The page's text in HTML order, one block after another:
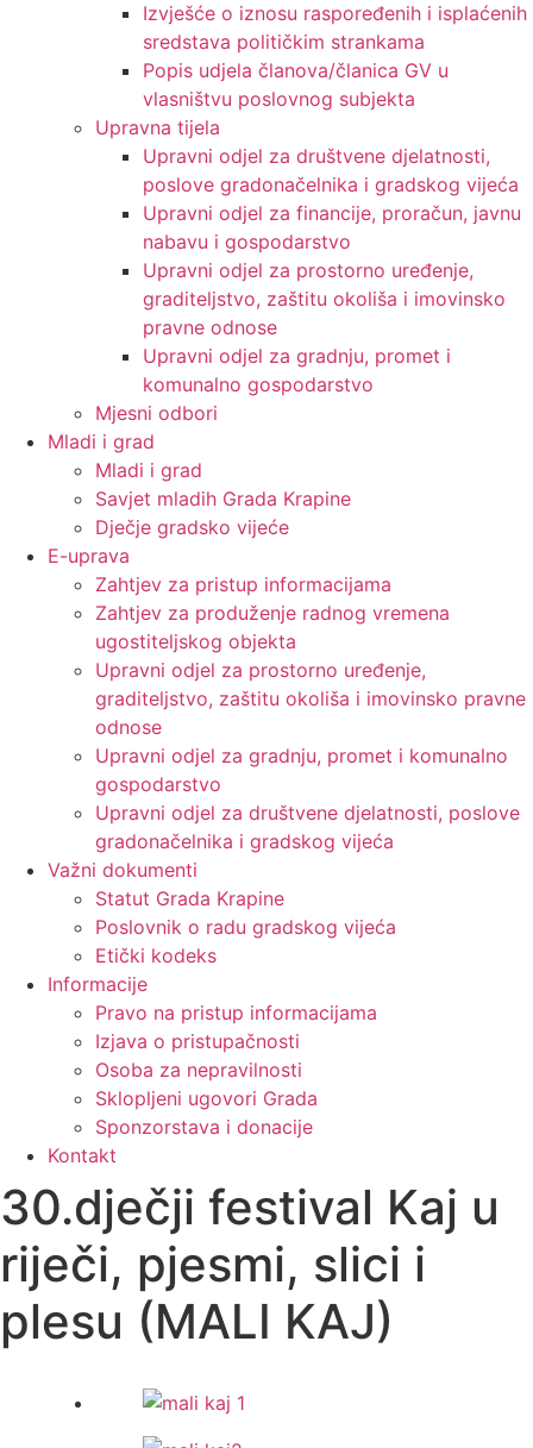
Izvješće o iznosu raspoređenih i isplaćenih
sredstava političkim strankama
Popis udjela članova/članica GV u
vlasništvu poslovnog subjekta
Upravna tijela
Upravni odjel za društvene djelatnosti,
poslove gradonačelnika i gradskog vijeća
Upravni odjel za financije, proračun, javnu
nabavu i gospodarstvo
Upravni odjel za prostorno uređenje,
graditeljstvo, zaštitu okoliša i imovinsko
pravne odnose
Upravni odjel za gradnju, promet i
komunalno gospodarstvo
Mjesni odbori
Mladi i grad
Mladi i grad
Savjet mladih Grada Krapine
Dječje gradsko vijeće
E-uprava
Zahtjev za pristup informacijama
Zahtjev za produženje radnog vremena
ugostiteljskog objekta
Upravni odjel za prostorno uređenje,
graditeljstvo, zaštitu okoliša i imovinsko pravne
odnose
Upravni odjel za gradnju, promet i komunalno
gospodarstvo
Upravni odjel za društvene djelatnosti, poslove
gradonačelnika i gradskog vijeća
Važni dokumenti
Statut Grada Krapine
Poslovnik o radu gradskog vijeća
Etički kodeks
Informacije
Pravo na pristup informacijama
Izjava o pristupačnosti
Osoba za nepravilnosti
Sklopljeni ugovori Grada
Sponzorstava i donacije
Kontakt
30.dječji festival Kaj u
riječi, pjesmi, slici i
plesu (MALI KAJ)